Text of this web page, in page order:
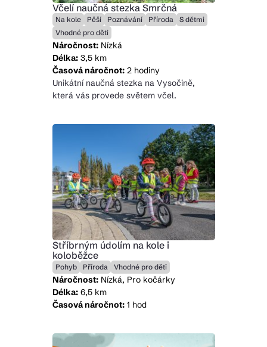
Včelí naučná stezka Smrčná
Na kole Pěší Poznávání Příroda
S dětmi
Vhodné pro děti
Náročnost:Nízká
Délka:3,5 km
Časová náročnot:2 hodiny
Unikátní naučná stezka na Vysočině,
která vás provede světem včel.
Stříbrným údolím na kole i
koloběžce
Pohyb Příroda Vhodné pro děti
Náročnost:Nízká, Pro kočárky
Délka:6,5 km
Časová náročnot:1 hod